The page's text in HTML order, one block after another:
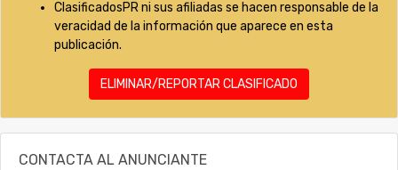
ClasificadosPR ni sus afiliadas se hacen responsable de la
veracidad de la información que aparece en esta
publicación.
ELIMINAR/REPORTAR CLASIFICADO
CONTACTA AL ANUNCIANTE